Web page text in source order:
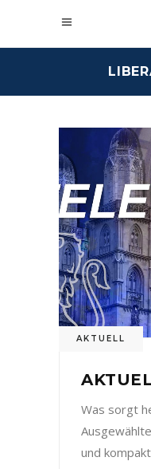
AKTUELL
Was sorgt
und